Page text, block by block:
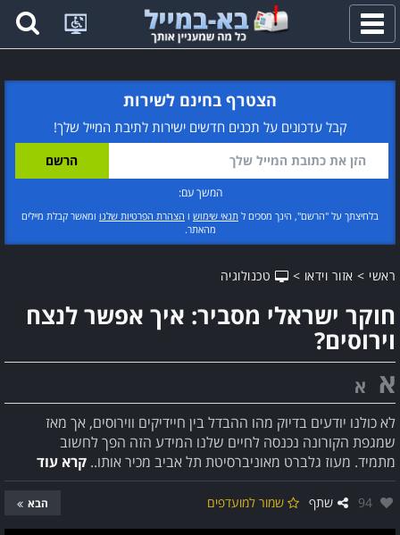
פתח
תפריט
הצטרף בחינם לשירות
קבל עדכונים על תכנים חדשים ישירות לתיבת המייל שלך!
המשך עם:
בלחיצתך על "הרשם", הינך מסכים ל תנאי שימוש ו הצהרת הפרטיות שלנו ומאשר קבלת מיילים
מהאתר.
ראשי > אזור וידאו > טכנולוגיה
חוקר ישראלי מסביר: איך אפשר לנצח
וירוסים?
א א
לא כולנו יודעים בדיוק מהו ההבדל בין חיידיקים ווירוסים, אך מאז
שמגפת הקורונה נכנסה לחיים שלנו המידע הזה הפך לחשוב
מתמיד. מעוז גלברט מאוניברסיטת תל אביב מכיר אותו.. קרא עוד
אהבו:
94 שתף שמור למועדפים הבא